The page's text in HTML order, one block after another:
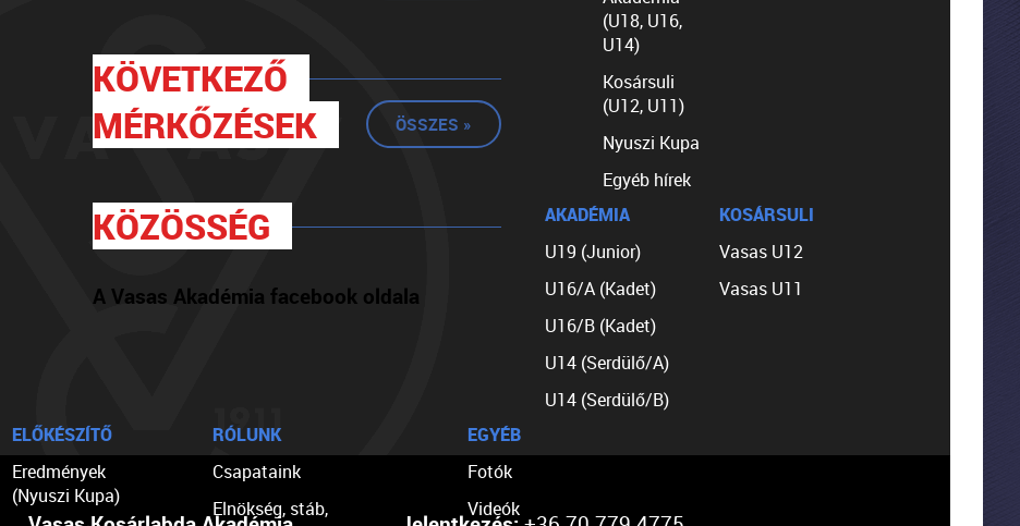
KÖVETKEZŐ
MÉRKŐZÉSEK
ÖSSZES »
KÖZÖSSÉG
A Vasas Akadémia facebook oldala
(U18, U16,
U14)
Kosársuli
(U12, U11)
Nyuszi Kupa
Egyéb hírek
AKADÉMIA
U19 (Junior)
U16/A (Kadet)
U16/B (Kadet)
U14 (Serdülő/A)
U14 (Serdülő/B)
KOSÁRSULI
Vasas U12
Vasas U11
ELŐKÉSZÍTŐ
Eredmények
(Nyuszi Kupa)
RÓLUNK
Csapataink
Elnökség, stáb,
EGYÉB
Fotók
Videók